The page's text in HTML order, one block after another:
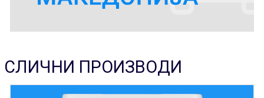
СЛИЧНИ ПРОИЗВОДИ